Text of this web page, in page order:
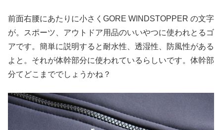
前面右腰にあたりに小さくGORE WINDSTOPPER の文字
が。スポーツ、アウトドア用品のいいやつに使われとるゴ
アです。簡単に説明すると耐水性、透湿性、防風性がある
よと。それが体幹部分に使われているらしいです。体幹部
分てどこまででしょうかね？